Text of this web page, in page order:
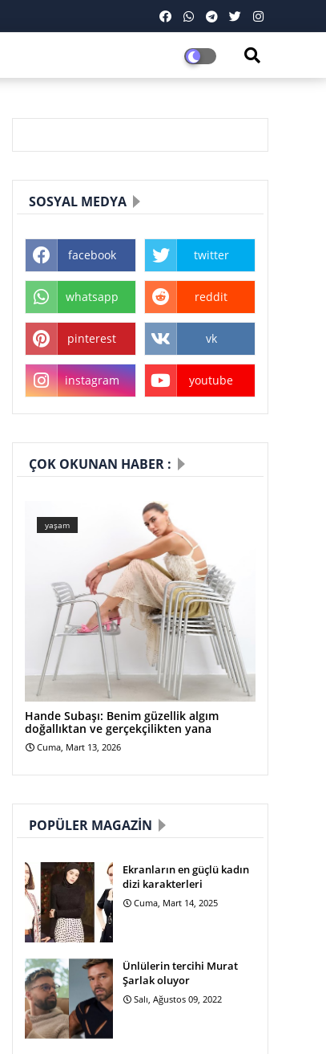
SOSYAL MEDYA
facebook twitter
whatsapp reddit
pinterest vk
instagram youtube
ÇOK OKUNAN HABER :
yaşam
Hande Subaşı: Benim güzellik algım
doğallıktan ve gerçekçilikten yana
Cuma, Mart 13, 2026
POPÜLER MAGAZIN
Ekranların en güçlü kadın
dizi karakterleri
Cuma, Mart 14, 2025
Ünlülerin tercihi Murat
Şarlak oluyor
Salı, Ağustos 09, 2022